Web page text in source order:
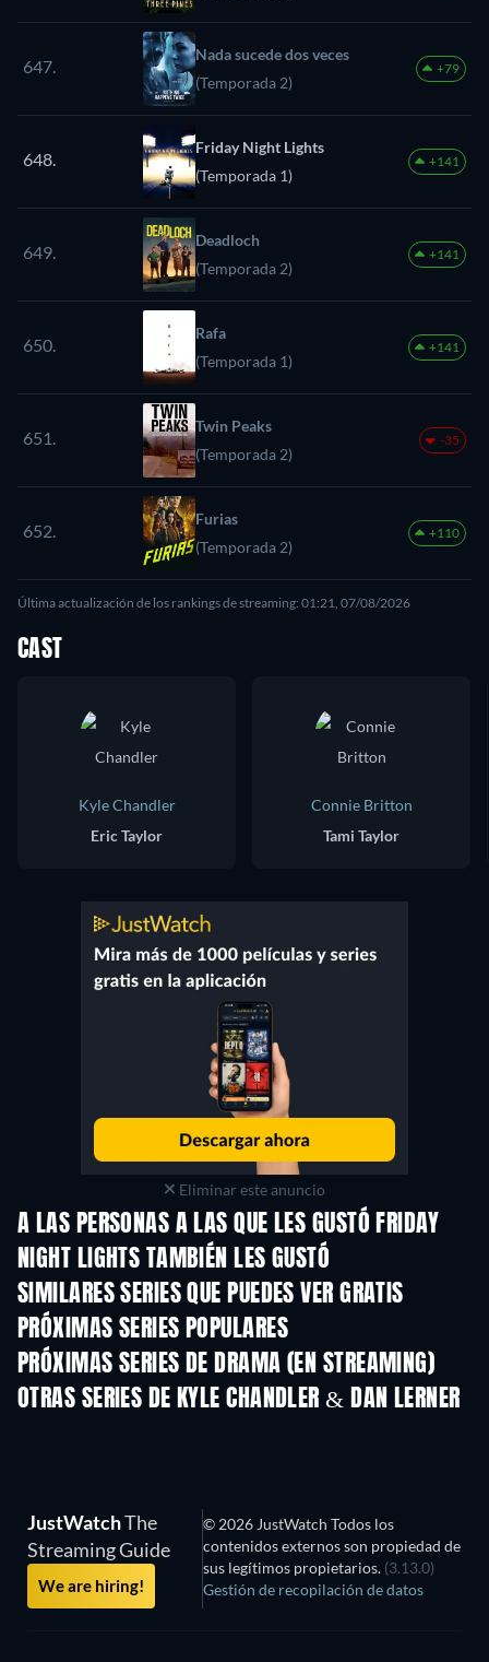
647.
Nada sucede dos veces
(Temporada 2)
+79
648.
Friday Night Lights
(Temporada 1)
+141
649.
Deadloch
(Temporada 2)
+141
650.
Rafa
(Temporada 1)
+141
651.
Twin Peaks
(Temporada 2)
-35
652.
Furias
(Temporada 2)
+110
Última actualización de los rankings de streaming: 01:21, 07/08/2026
CAST
Kyle Chandler
Eric Taylor
Connie Britton
Tami Taylor
Eliminar este anuncio
A LAS PERSONAS A LAS QUE LES GUSTÓ FRIDAY
NIGHT LIGHTS TAMBIÉN LES GUSTÓ
TV
SIMILARES SERIES QUE PUEDES VER GRATIS
TV
PRÓXIMAS SERIES POPULARES
TV
PRÓXIMAS SERIES DE DRAMA (EN STREAMING)
Temporada 4 Temporada 6
OTRAS SERIES DE KYLE CHANDLER & DAN LERNER
TV
JustWatchThe
Streaming Guide
We are hiring!
© 2026 JustWatch Todos los
contenidos externos son propiedad de
sus legítimos propietarios. (3.13.0)
Gestión de recopilación de datos